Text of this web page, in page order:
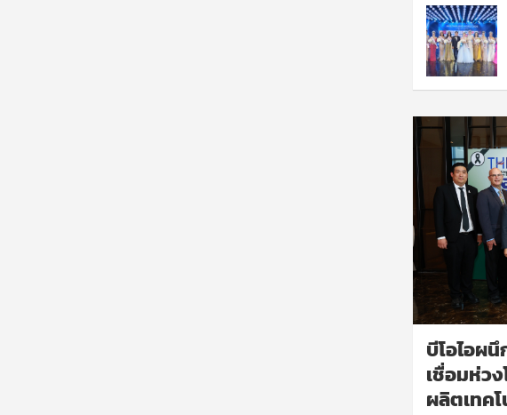
บีโอไอผ
เชื่อมห่ว
ผลิตเทค